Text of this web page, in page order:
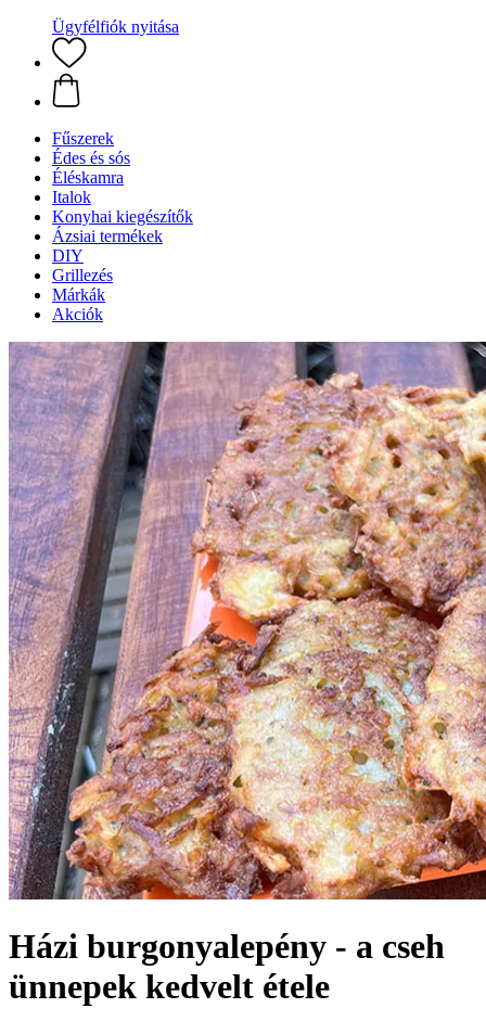
Ügyfélfiók nyitása
Fűszerek
Édes és sós
Éléskamra
Italok
Konyhai kiegészítők
Ázsiai termékek
DIY
Grillezés
Márkák
Akciók
Házi burgonyalepény - a cseh
ünnepek kedvelt étele